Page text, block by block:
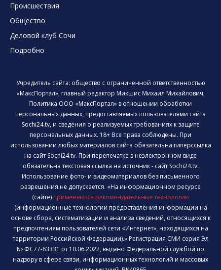
Происшествия
Общество
Деловой клуб Сочи
Подробно
Учредитель сайта: общество с ограниченной ответственностью
«МаксПортал», главный редактор Микшис Михаил Михайлович,
Политика ООО «МаксПортал» в отношении обработки
персональных данных, предоставляемых пользователями сайта
Sochi24.tv, и сведения о реализуемых требованиях к защите
персональных данных. 18+ Все права соблюдены. При
использовании любых материалов сайта обязательна гиперссылка
на сайт Sochi24.tv. При перепечатке в неэлектронном виде
обязательна текстовая ссылка на источник - сайт Sochi24.tv.
Использование фото- и видеоматериалов без письменного
разрешения не допускается. «На информационном ресурсе
(сайте) применяются рекомендательные технологии
(информационные технологии предоставления информации на
основе сбора, систематизации и анализа сведений, относящихся к
предпочтениям пользователей сети «Интернет», находящихся на
территории Российской Федерации).» Регистрация СМИ серия Эл
№ ФС77-83331 от 10.06.2022, выдано Федеральной службой по
надзору в сфере связи, информационных технологий и массовых